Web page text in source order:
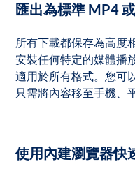
匯出為標準 MP4
所有下載都保存為高度
安裝任何特定的媒體播
適用於所有格式。您可
只需將內容移至手機、
使用內建瀏覽器快